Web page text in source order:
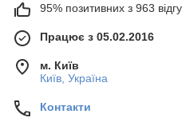
95% позитивних з 963
Працює з 05.02.2016
м. Київ
Київ, Україна
Контакти